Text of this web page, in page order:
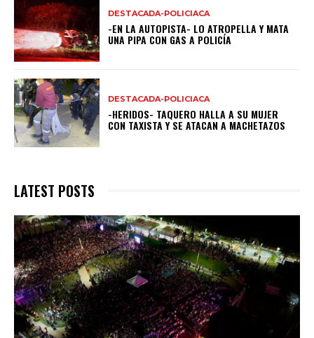
DESTACADA-POLICIACA
-EN LA AUTOPISTA- LO ATROPELLA Y MATA
UNA PIPA CON GAS A POLICÍA
DESTACADA-POLICIACA
-HERIDOS- TAQUERO HALLA A SU MUJER
CON TAXISTA Y SE ATACAN A MACHETAZOS
LATEST POSTS